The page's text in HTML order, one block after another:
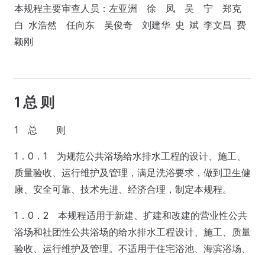
本规程主要审查人员：左亚洲 徐 凤 吴 宁 郑克
白 水浩然 任向东 吴俊奇 刘建华 史 斌 李文昌 费
颖刚
1 总 则
1 总 则
1．0．1 为规范公共浴场给水排水工程的设计、施工、
质量验收、运行维护及管理，满足洗浴要求，做到卫生健
康、安全可靠、技术先进、经济合理，制定本规程。
1．0．2 本规程适用于新建、扩建和改建的营业性公共
浴场和社团性公共浴场的给水排水工程设计、施工、质量
验收、运行维护及管理。不适用于住宅浴池、海滨浴场、